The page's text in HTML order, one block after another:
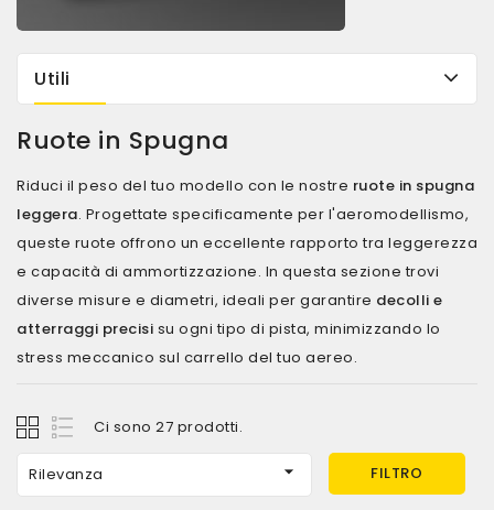
Utili
Ruote in Spugna
Riduci il peso del tuo modello con le nostre ruote in spugna
leggera. Progettate specificamente per l'aeromodellismo,
queste ruote offrono un eccellente rapporto tra leggerezza
e capacità di ammortizzazione. In questa sezione trovi
diverse misure e diametri, ideali per garantire decolli e
atterraggi precisi su ogni tipo di pista, minimizzando lo
stress meccanico sul carrello del tuo aereo.
Ci sono 27 prodotti.
Rilevanza  FILTRO